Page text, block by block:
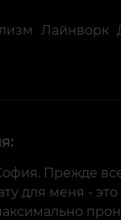
Лайнворк
Прежде
для меня -